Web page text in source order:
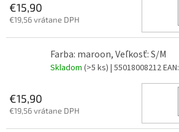
€15,90
€19,56 vrátane DPH
Farba: maroon, Veľkosť: S/M
Skladom (>5 ks) | 55018008212EAN:
€15,90
€19,56 vrátane DPH